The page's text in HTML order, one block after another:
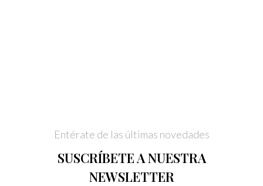
Entérate de las últimas novedades
SUSCRÍBETE A NUESTRA
NEWSLETTER